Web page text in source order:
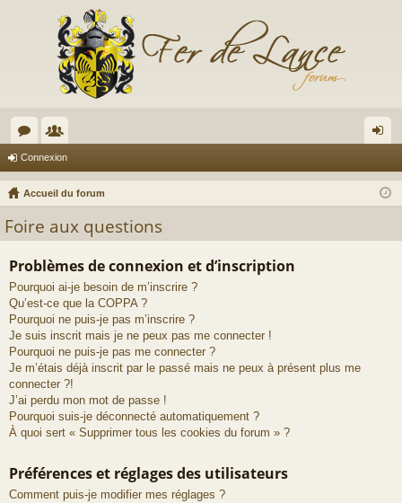
or
u
s
e
m
es
ne
on
Connexion
Accueil du forum
Foire aux questions
Problèmes de connexion et d’inscription
Pourquoi ai-je besoin de m’inscrire ?
Qu’est-ce que la COPPA ?
Pourquoi ne puis-je pas m’inscrire ?
Je suis inscrit mais je ne peux pas me connecter !
Pourquoi ne puis-je pas me connecter ?
Je m’étais déjà inscrit par le passé mais ne peux à présent plus me
connecter ?!
J’ai perdu mon mot de passe !
Pourquoi suis-je déconnecté automatiquement ?
À quoi sert « Supprimer tous les cookies du forum » ?
Préférences et réglages des utilisateurs
Comment puis-je modifier mes réglages ?